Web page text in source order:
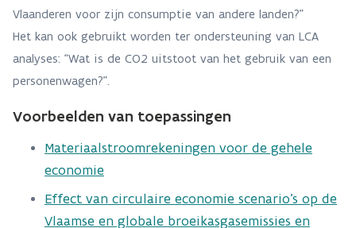
Vlaanderen voor zijn consumptie van andere landen?”
Het kan ook gebruikt worden ter ondersteuning van LCA
analyses: “Wat is de CO2 uitstoot van het gebruik van een
personenwagen?”.
Voorbeelden van toepassingen
Materiaalstroomrekeningen voor de gehele
economie
Effect van circulaire economie scenario's op de
Vlaamse en globale broeikasgasemissies en